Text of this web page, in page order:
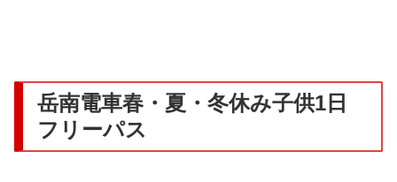
岳南電車春・夏・冬休み子供1日
フリーパス